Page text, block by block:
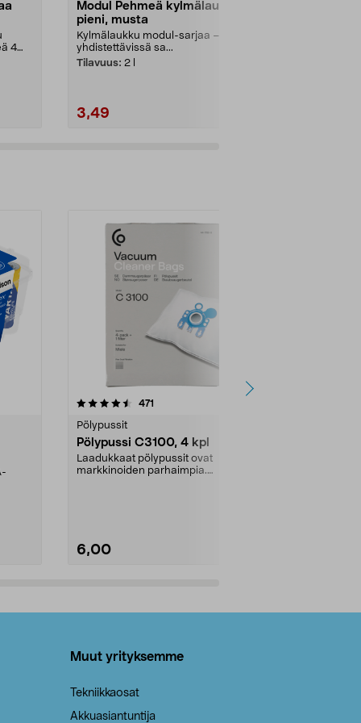
4
Modul Pehmeä kylmälaukku,
pieni, musta
Kylmälaukku modul-sarjaa –
yhdistettävissä sa...
Tilavuus: 2 l
3,49
471
Pölypussit
Pölypussi C3100, 4 kpl
Laadukkaat pölypussit ovat
markkinoiden parhaimpia.
6,00
4.5viidestä
Muut yrityksemme
Tekniikkaosat
Akkuasiantuntija